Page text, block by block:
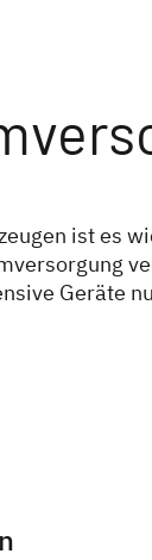
ist es
Geräte